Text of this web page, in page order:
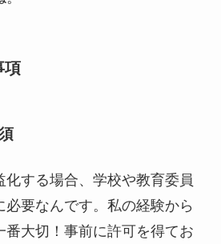
項
化する場合、学校や教育委員
要なんです。私の経験から
番大切！事前に許可を得てお